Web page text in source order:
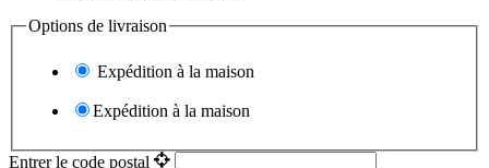
Options de livraison
Expédition à la maison
Expédition à la maison
Entrer le code postal